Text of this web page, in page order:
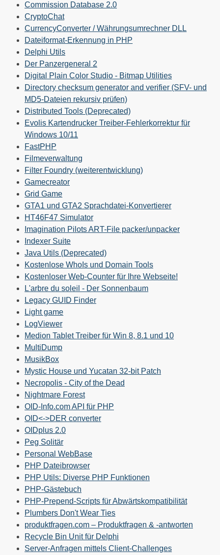
Commission Database 2.0
CryptoChat
CurrencyConverter / Währungsumrechner DLL
Dateiformat-Erkennung in PHP
Delphi Utils
Der Panzergeneral 2
Digital Plain Color Studio - Bitmap Utilities
Directory checksum generator and verifier (SFV- und
MD5-Dateien rekursiv prüfen)
Distributed Tools (Deprecated)
Evolis Kartendrucker Treiber-Fehlerkorrektur für
Windows 10/11
FastPHP
Filmeverwaltung
Filter Foundry (weiterentwicklung)
Gamecreator
Grid Game
GTA1 und GTA2 Sprachdatei-Konvertierer
HT46F47 Simulator
Imagination Pilots ART-File packer/unpacker
Indexer Suite
Java Utils (Deprecated)
Kostenlose WhoIs und Domain Tools
Kostenloser Web-Counter für Ihre Webseite!
L'arbre du soleil - Der Sonnenbaum
Legacy GUID Finder
Light game
LogViewer
Medion Tablet Treiber für Win 8, 8.1 und 10
MultiDump
MusikBox
Mystic House und Yucatan 32-bit Patch
Necropolis - City of the Dead
Nightmare Forest
OID-Info.com API für PHP
OID<->DER converter
OIDplus 2.0
Peg Solitär
Personal WebBase
PHP Dateibrowser
PHP Utils: Diverse PHP Funktionen
PHP-Gästebuch
PHP-Prepend-Scripts für Abwärtskompatibilität
Plumbers Don't Wear Ties
produktfragen.com – Produktfragen & -antworten
Recycle Bin Unit für Delphi
Server-Anfragen mittels Client-Challenges